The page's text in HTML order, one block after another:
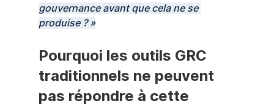
gouvernance avant que cela ne se
produise ? »
Pourquoi les outils GRC
traditionnels ne peuvent
pas répondre à cette